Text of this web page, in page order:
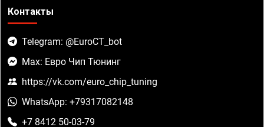
Контакты
Telegram: @EuroCT_bot
Max: Евро Чип Тюнинг
https://vk.com/euro_chip_tuning
WhatsApp: +79317082148
+7 8412 50-03-79